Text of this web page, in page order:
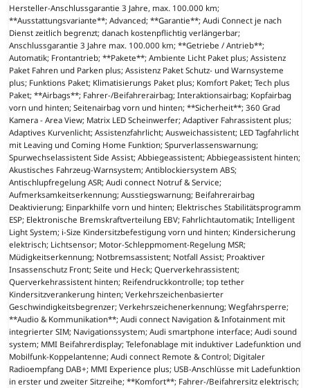
Hersteller-Anschlussgarantie 3 Jahre, max. 100.000 km;
**Ausstattungsvariante**; Advanced; **Garantie**; Audi Connect je nach
Dienst zeitlich begrenzt; danach kostenpflichtig verlängerbar;
Anschlussgarantie 3 Jahre max. 100.000 km; **Getriebe / Antrieb**;
Automatik; Frontantrieb; **Pakete**; Ambiente Licht Paket plus; Assistenz
Paket Fahren und Parken plus; Assistenz Paket Schutz- und Warnsysteme
plus; Funktions Paket; Klimatisierungs Paket plus; Komfort Paket; Tech plus
Paket; **Airbags**; Fahrer-/Beifahrerairbag; Interaktionsairbag; Kopfairbag
vorn und hinten; Seitenairbag vorn und hinten; **Sicherheit**; 360 Grad
Kamera - Area View; Matrix LED Scheinwerfer; Adaptiver Fahrassistent plus;
Adaptives Kurvenlicht; Assistenzfahrlicht; Ausweichassistent; LED Tagfahrlicht
mit Leaving und Coming Home Funktion; Spurverlassenswarnung;
Spurwechselassistent Side Assist; Abbiegeassistent; Abbiegeassistent hinten;
Akustisches Fahrzeug-Warnsystem; Antiblockiersystem ABS;
Antischlupfregelung ASR; Audi connect Notruf & Service;
Aufmerksamkeitserkennung; Ausstiegswarnung; Beifahrerairbag
Deaktivierung; Einparkhilfe vorn und hinten; Elektrisches Stabilitätsprogramm
ESP; Elektronische Bremskraftverteilung EBV; Fahrlichtautomatik; Intelligent
Light System; i-Size Kindersitzbefestigung vorn und hinten; Kindersicherung
elektrisch; Lichtsensor; Motor-Schleppmoment-Regelung MSR;
Müdigkeitserkennung; Notbremsassistent; Notfall Assist; Proaktiver
Insassenschutz Front; Seite und Heck; Querverkehrassistent;
Querverkehrassistent hinten; Reifendruckkontrolle; top tether
Kindersitzverankerung hinten; Verkehrszeichenbasierter
Geschwindigkeitsbegrenzer; Verkehrszeichenerkennung; Wegfahrsperre;
**Audio & Kommunikation**; Audi connect Navigation & Infotainment mit
integrierter SIM; Navigationssystem; Audi smartphone interface; Audi sound
system; MMI Beifahrerdisplay; Telefonablage mit induktiver Ladefunktion und
Mobilfunk-Koppelantenne; Audi connect Remote & Control; Digitaler
Radioempfang DAB+; MMI Experience plus; USB-Anschlüsse mit Ladefunktion
in erster und zweiter Sitzreihe; **Komfort**; Fahrer-/Beifahrersitz elektrisch;